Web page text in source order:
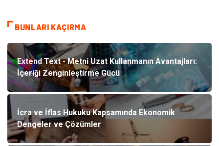
BUNLARI KAÇIRMA
Extend Text - Metni Uzat Kullanmanın Avantajları:
İçeriği Zenginleştirme Gücü
İcra ve İflas Hukuku Kapsamında Ekonomik
Dengeler ve Çözümler